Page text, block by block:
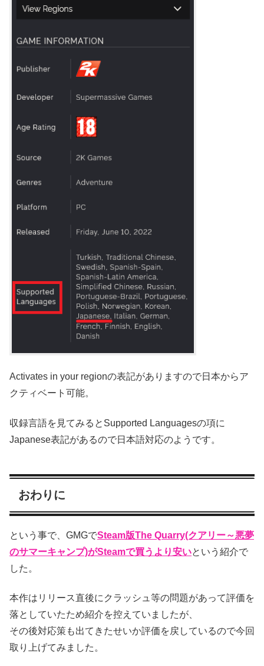
Activates in your regionの表記がありますので日本からア
クティベート可能。
収録言語を見てみるとSupported Languagesの項に
Japanese表記があるので日本語対応のようです。
おわりに
という事で、GMGでSteam版The Quarry(クアリー～悪夢
のサマーキャンプ)がSteamで買うより安いという紹介で
した。
本作はリリース直後にクラッシュ等の問題があって評価を
落としていたため紹介を控えていましたが、
その後対応策も出てきたせいか評価を戻しているので今回
取り上げてみました。